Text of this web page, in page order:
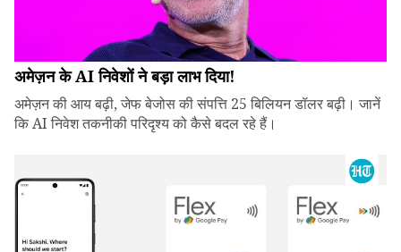
अमेज़न के AI निवेशों ने बड़ा लाभ दिया!
अमेज़न की आय बढ़ी, जेफ बेजोस की संपत्ति 25 बिलियन डॉलर बढ़ी। जानें
कि AI निवेश तकनीकी परिदृश्य को कैसे बदल रहे हैं।